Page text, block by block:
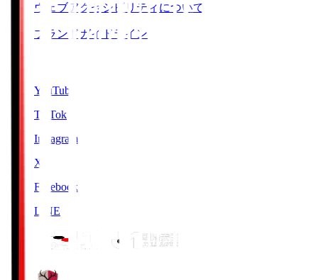
ウェブアクセシビリティについて
ブランドガイドライン
YouTube
TikTok
Instagram
X
Facebook
LINE